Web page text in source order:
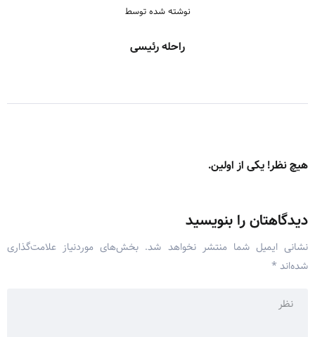
نوشته شده توسط
راحله رئیسی
هیچ نظر! یکی از اولین.
دیدگاهتان را بنویسید
نشانی ایمیل شما منتشر نخواهد شد. بخش‌های موردنیاز علامت‌گذاری
شده‌اند *